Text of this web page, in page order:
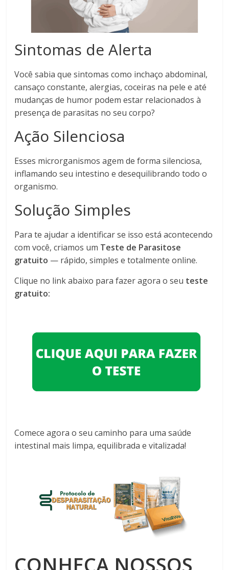
Sintomas de Alerta
Você sabia que sintomas como inchaço abdominal,
cansaço constante, alergias, coceiras na pele e até
mudanças de humor podem estar relacionados à
presença de parasitas no seu corpo?
Ação Silenciosa
Esses microrganismos agem de forma silenciosa,
inflamando seu intestino e desequilibrando todo o
organismo.
Solução Simples
Para te ajudar a identificar se isso está acontecendo
com você, criamos um Teste de Parasitose
gratuito — rápido, simples e totalmente online.
Clique no link abaixo para fazer agora o seu teste
gratuito:
Comece agora o seu caminho para uma saúde
intestinal mais limpa, equilibrada e vitalizada!
CONHEÇA NOSSOS